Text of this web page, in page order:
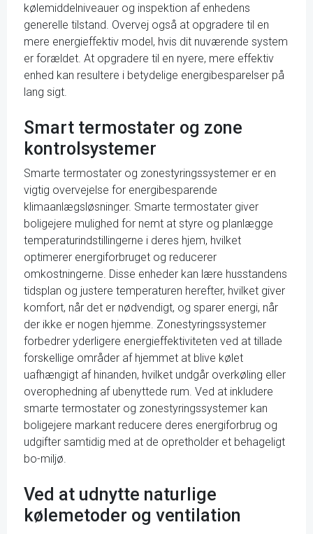
kølemiddelniveauer og inspektion af enhedens
generelle tilstand. Overvej også at opgradere til en
mere energieffektiv model, hvis dit nuværende system
er forældet. At opgradere til en nyere, mere effektiv
enhed kan resultere i betydelige energibesparelser på
lang sigt.
Smart termostater og zone
kontrolsystemer
Smarte termostater og zonestyringssystemer er en
vigtig overvejelse for energibesparende
klimaanlægsløsninger. Smarte termostater giver
boligejere mulighed for nemt at styre og planlægge
temperaturindstillingerne i deres hjem, hvilket
optimerer energiforbruget og reducerer
omkostningerne. Disse enheder kan lære husstandens
tidsplan og justere temperaturen herefter, hvilket giver
komfort, når det er nødvendigt, og sparer energi, når
der ikke er nogen hjemme. Zonestyringssystemer
forbedrer yderligere energieffektiviteten ved at tillade
forskellige områder af hjemmet at blive kølet
uafhængigt af hinanden, hvilket undgår overkøling eller
overophedning af ubenyttede rum. Ved at inkludere
smarte termostater og zonestyringssystemer kan
boligejere markant reducere deres energiforbrug og
udgifter samtidig med at de opretholder et behageligt
bo-miljø.
Ved at udnytte naturlige
kølemetoder og ventilation